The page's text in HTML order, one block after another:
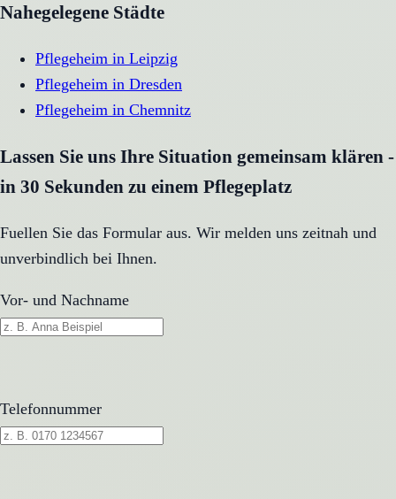
Nahegelegene Städte
Pflegeheim in Leipzig
Pflegeheim in Dresden
Pflegeheim in Chemnitz
Lassen Sie uns Ihre Situation gemeinsam klären -
in 30 Sekunden zu einem Pflegeplatz
Fuellen Sie das Formular aus. Wir melden uns zeitnah und
unverbindlich bei Ihnen.
Vor- und Nachname
Telefonnummer